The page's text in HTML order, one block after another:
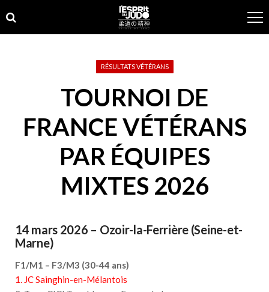
to
navigation
to
content
RÉSULTATS VÉTÉRANS
TOURNOI DE
FRANCE VÉTÉRANS
PAR ÉQUIPES
MIXTES 2026
14 mars 2026 – Ozoir-la-Ferrière (Seine-et-
Marne)
F1/M1 – F3/M3 (30-44 ans)
1. JC Sainghin-en-Mélantois